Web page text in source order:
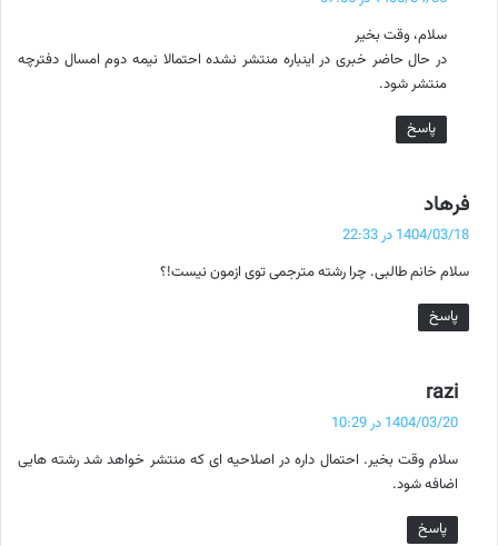
سلام، وقت بخیر
در حال حاضر خبری در اینباره منتشر نشده احتمالا نیمه دوم امسال دفترچه
منتشر شود.
پاسخ
فرهاد
ف
:
1404/03/18 در 22:33
سلام خانم طالبی. چرا رشته مترجمی توی ازمون نیست!؟
پاسخ
razi
ف
:
1404/03/20 در 10:29
سلام وقت بخیر. احتمال داره در اصلاحیه ای که منتشر خواهد شد رشته هایی
اضافه شود.
پاسخ